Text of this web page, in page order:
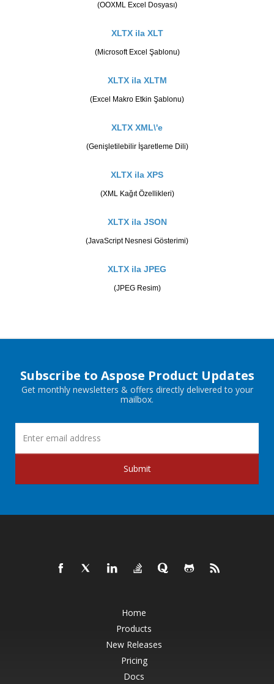
(OOXML Excel Dosyası)
XLTX ila XLT
(Microsoft Excel Şablonu)
XLTX ila XLTM
(Excel Makro Etkin Şablonu)
XLTX XML\'e
(Genişletilebilir İşaretleme Dili)
XLTX ila XPS
(XML Kağıt Özellikleri)
XLTX ila JSON
(JavaScript Nesnesi Gösterimi)
XLTX ila JPEG
(JPEG Resim)
Subscribe to Aspose Product Updates
Get monthly newsletters & offers directly delivered to your
mailbox.
Submit
Home
Products
New Releases
Pricing
Docs